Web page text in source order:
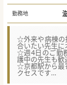
勤務地
☆外来や病棟の
合いたい先生に
☆週4日のご勤
護中の先生も歓
☆京都駅から最
クセスです
★☆コンサルタ